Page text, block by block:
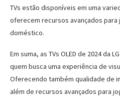
TVs estão disponíveis em uma
oferecem recursos avançados
doméstico.
Em suma, as TVs OLED de 2024 da
quem busca uma experiência de
Oferecendo também qualidade de
além de recursos avançados para